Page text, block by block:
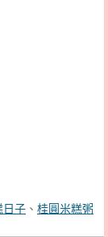
日子 、 桂圓米糕粥